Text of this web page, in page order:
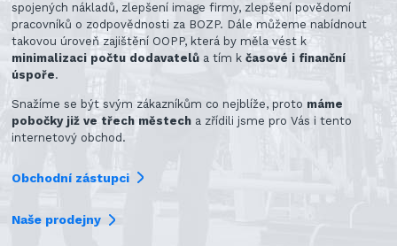
spojených nákladů, zlepšení image firmy, zlepšení povědomí
pracovníků o zodpovědnosti za BOZP. Dále můžeme nabídnout
takovou úroveň zajištění OOPP, která by měla vést k
minimalizaci počtu dodavatelů a tím kčasové i finanční
úspoře.
Snažíme se být svým zákazníkům co nejblíže, proto máme
pobočky již ve třech městech a zřídili jsme pro Vás i tento
internetový obchod.
Obchodní zástupci
Naše prodejny